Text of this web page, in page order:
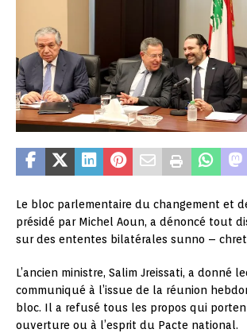
Le bloc parlementaire du changement et
présidé par Michel Aoun, a dénoncé tout
sur des ententes bilatérales sunno –
L’ancien ministre, Salim Jreissati, a donné
communiqué à l’issue de la réunion
bloc. Il a refusé tous les propos qui
ouverture ou à l’esprit du Pacte national.